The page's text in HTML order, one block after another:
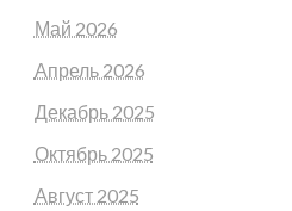
Май 2026
Апрель 2026
Декабрь 2025
Октябрь 2025
Август 2025